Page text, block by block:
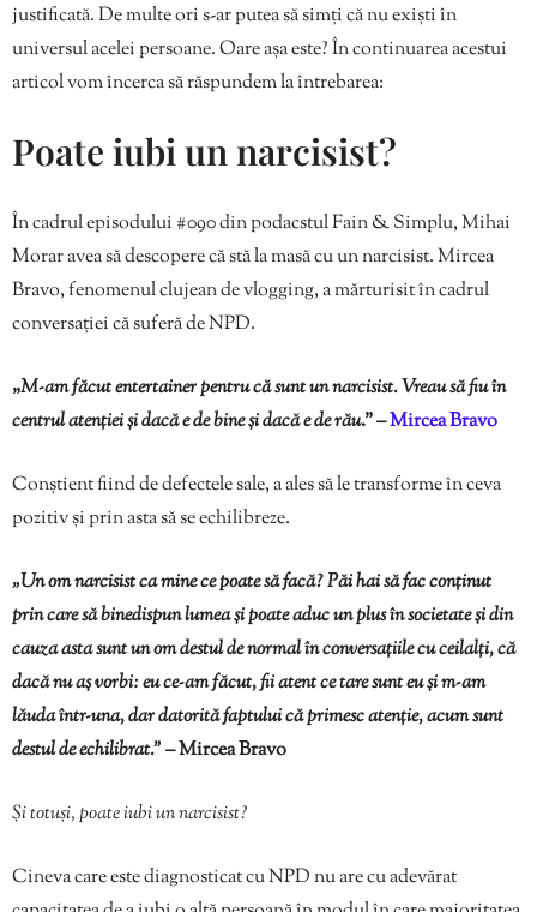
justificată. De multe ori s-ar putea să simți că nu exiști în
universul acelei persoane. Oare așa este? În continuarea acestui
articol vom încerca să răspundem la întrebarea:
Poate iubi un narcisist?
În cadrul episodului #090 din podacstul Fain & Simplu, Mihai
Morar avea să descopere că stă la masă cu un narcisist. Mircea
Bravo, fenomenul clujean de vlogging, a mărturisit în cadrul
conversației că suferă de NPD.
„M-am făcut entertainer pentru că sunt un narcisist. Vreau să fiu în
centrul atenției și dacă e de bine și dacă e de rău.” –Mircea Bravo
Conștient fiind de defectele sale, a ales să le transforme în ceva
pozitiv și prin asta să se echilibreze.
„Un om narcisist ca mine ce poate să facă? Păi hai să fac conținut
prin care să binedispun lumea și poate aduc un plus în societate și din
cauza asta sunt un om destul de normal în conversațiile cu ceilalți, că
dacă nu aș vorbi: eu ce-am făcut, fii atent ce tare sunt eu și m-am
lăuda într-una, dar datorită faptului că primesc atenție, acum sunt
destul de echilibrat.” –Mircea Bravo
Și totuși, poate iubi un narcisist?
Cineva care este diagnosticat cu NPD nu are cu adevărat